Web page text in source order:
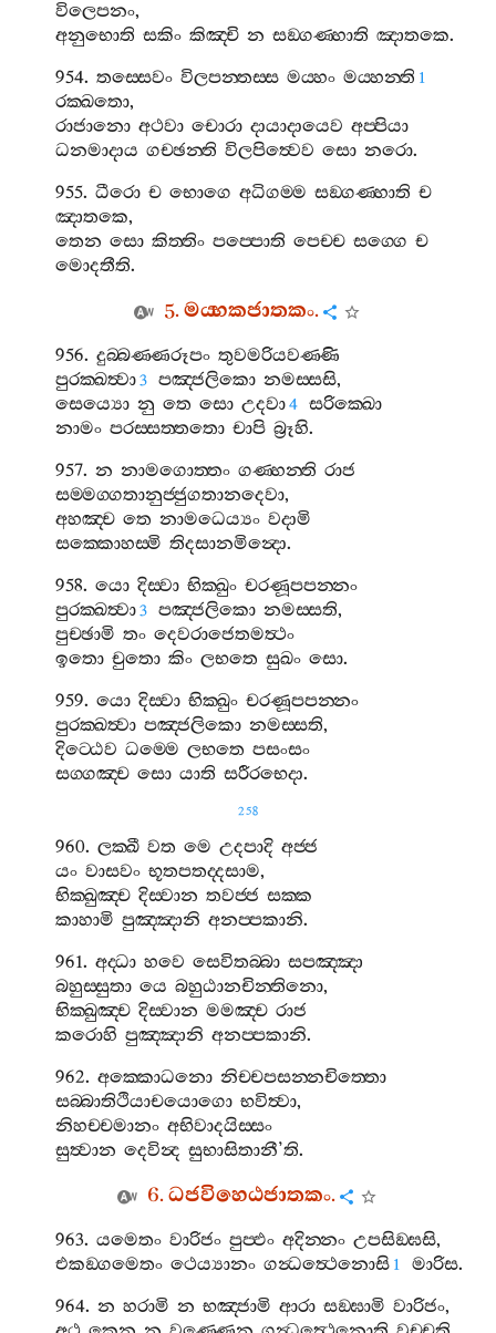
විලෙපනං,
අනුභොති සකිං කිඤ‍්චි න සඞ‍්ගණ‍්හාති ඤාතකෙ.
954.තස‍්සෙවං විලපන‍්තස‍්ස මය‍්හං මය‍්හන‍්ති 1
රක‍්ඛතො,
රාජානො අථවා චොරා දායාදායෙව අප‍්පියා
ධනමාදාය ගච‍්ඡන‍්ති විලපිත්‍වෙව සො නරො.
955.ධීරො ච භොගෙ අධිගම‍්ම සඞ‍්ගණ‍්හාති ච
ඤාතකෙ,
තෙන සො කිත‍්තිං පප‍්පොති පෙච‍්ච සග‍්ගෙ ච
මොදතීති.
5.මය‍්හකජාතකං.
956.දුබ‍්බණ‍්ණරූපං තුවමරියවණ‍්ණි
පුරක‍්ඛත්‍වා3 පඤ‍්ජලිකො නමස‍්සසි,
සෙය්‍යො නු තෙ සො උදවා4
සරික‍්ඛො
නාමං පරස‍්සත‍්තතො චාපි බ්‍රූහි.
957.න නාමගොත‍්තං ගණ‍්හන‍්ති රාජ
සම‍්මග‍්ගතානුජ‍්ජුගතානදෙවා,
අහඤ‍්ච තෙ නාමධෙය්‍යං වදාමි
සක‍්කොහස‍්මි තිදසානමින්‍දො.
958.යො දිස‍්වා භික‍්ඛුං චරණූපපන‍්නං
පුරක‍්ඛත්‍වා3 පඤ‍්ජලිකො නමස‍්සති,
පුච‍්ඡාමි තං දෙවරාජෙතමත්‍ථං
ඉතො චුතො කිං ලභතෙ සුඛං සො.
959.යො දිස‍්වා භික‍්ඛුං චරණූපපන‍්නං
පුරක‍්ඛත්‍වා පඤ‍්ජලිකො නමස‍්සති,
දිට‍්ඨෙව ධම‍්මෙ ලභතෙ පසංසං
සග‍්ගඤ‍්ච සො යාති සරීරභෙදා.
258
960.ලක‍්ඛී වත මෙ උදපාදි අජ‍්ජ
යං වාසවං භූතපතද‍්දසාම,
භික‍්ඛුඤ‍්ච දිස‍්වාන තවජ‍්ජ සක‍්ක
කාහාමි පුඤ‍්ඤානි අනප‍්පකානි.
961.අද‍්ධා හවෙ සෙවිතබ‍්බා සපඤ‍්ඤා
බහුස‍්සුතා යෙ බහුඨානචින‍්තිනො,
භික‍්ඛුඤ‍්ච දිස‍්වාන මමඤ‍්ච රාජ
කරොහි පුඤ‍්ඤානි අනප‍්පකානි.
962.අක‍්කොධනො නිච‍්චපසන‍්නචිත‍්තො
සබ‍්බාතිථියාචයොගො භවිත්‍වා,
නිහච‍්චමානං අභිවාදයිස‍්සං
සුත්‍වාන දෙවින්‍ද සුභාසිතානී’ති.
6.ධජවිහෙඨජාතකං.
963.යමෙතං වාරිජං පුප‍්ඵං අදින‍්නං උපසිඞ‍්ඝසි,
එකඞ‍්ගමෙතං ථෙය්‍යානං ගන්‍ධත්‍ථෙනොසි 1 මාරිස.
964.න හරාමි න භඤ‍්ජාමි ආරා සඞ‍්ඝාමි වාරිජං,